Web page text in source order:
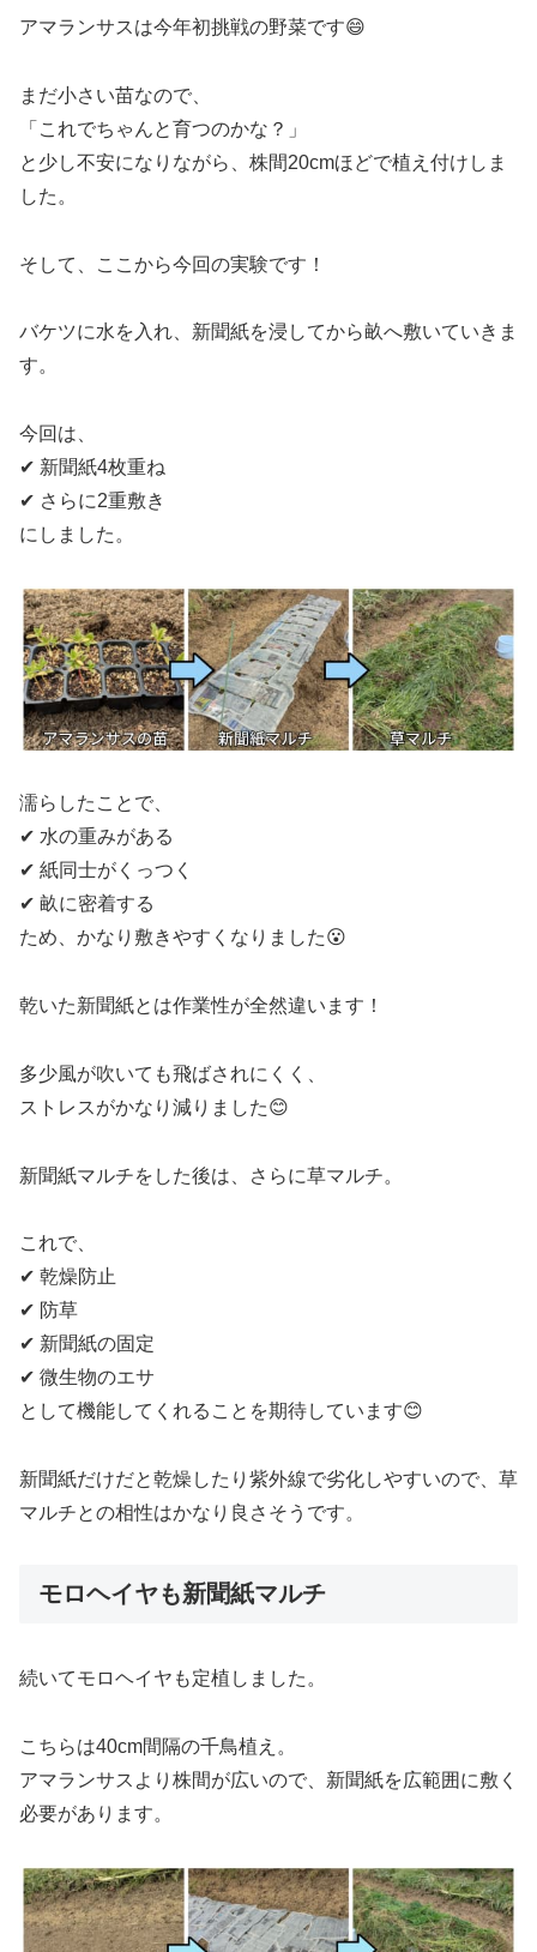
アマランサスは今年初挑戦の野菜です😄
まだ小さい苗なので、
「これでちゃんと育つのかな？」
と少し不安になりながら、株間20cmほどで植え付けしま
した。
そして、ここから今回の実験です！
バケツに水を入れ、新聞紙を浸してから畝へ敷いていきま
す。
今回は、
✔ 新聞紙4枚重ね
✔ さらに2重敷き
にしました。
濡らしたことで、
✔ 水の重みがある
✔ 紙同士がくっつく
✔ 畝に密着する
ため、かなり敷きやすくなりました😮
乾いた新聞紙とは作業性が全然違います！
多少風が吹いても飛ばされにくく、
ストレスがかなり減りました😊
新聞紙マルチをした後は、さらに草マルチ。
これで、
✔ 乾燥防止
✔ 防草
✔ 新聞紙の固定
✔ 微生物のエサ
として機能してくれることを期待しています😊
新聞紙だけだと乾燥したり紫外線で劣化しやすいので、草
マルチとの相性はかなり良さそうです。
モロヘイヤも新聞紙マルチ
続いてモロヘイヤも定植しました。
こちらは40cm間隔の千鳥植え。
アマランサスより株間が広いので、新聞紙を広範囲に敷く
必要があります。